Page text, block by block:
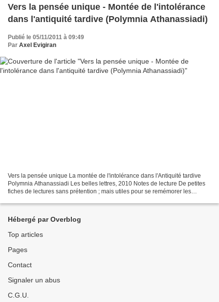
Vers la pensée unique - Montée de l'intolérance
dans l'antiquité tardive (Polymnia Athanassiadi)
Publié le 05/11/2011 à 09:49
Par Axel Evigiran
Vers la pensée unique La montée de l'intolérance dans l'Antiquité tardive
Polymnia Athanassiadi Les belles lettres, 2010 Notes de lecture De petites
fiches de lectures sans prétention ; mais utiles pour se remémorer les
Hébergé par Overblog
Top articles
Pages
Contact
Signaler un abus
C.G.U.